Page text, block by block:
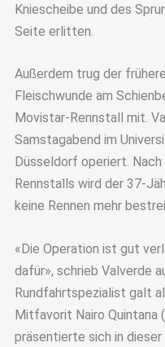
Kniescheibe und des
Seite erlitten.
Außerdem trug der
Fleischwunde am
Movistar-Rennstall mit.
Samstagabend im
Düsseldorf operiert.
Rennstalls wird der 37-
keine Rennen mehr
«Die Operation ist gut
dafür», schrieb Valverde
Rundfahrtspezialist galt
Mitfavorit Nairo Quintana
präsentierte sich in dieser